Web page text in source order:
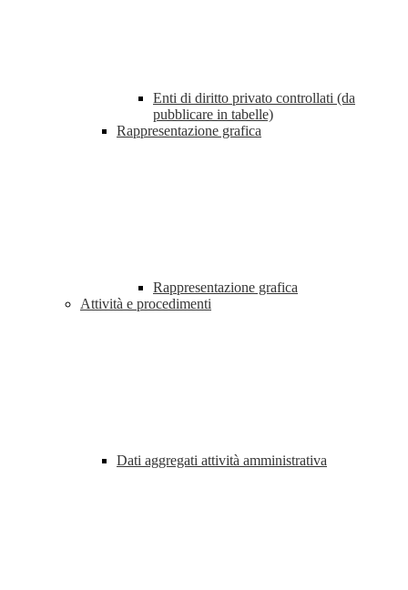
Enti di diritto privato controllati (da
pubblicare in tabelle)
Rappresentazione grafica
Rappresentazione grafica
Attività e procedimenti
Dati aggregati attività amministrativa